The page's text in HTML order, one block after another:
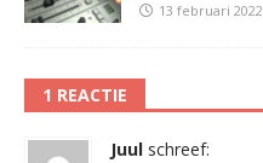
13 februari 2022
1 REACTIE
Juul schreef: